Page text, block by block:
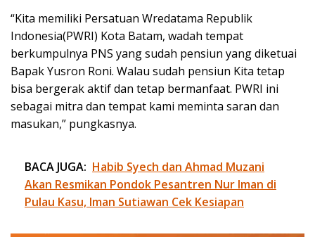
“Kita memiliki Persatuan Wredatama Republik
Indonesia(PWRI) Kota Batam, wadah tempat
berkumpulnya PNS yang sudah pensiun yang diketuai
Bapak Yusron Roni. Walau sudah pensiun Kita tetap
bisa bergerak aktif dan tetap bermanfaat. PWRI ini
sebagai mitra dan tempat kami meminta saran dan
masukan,” pungkasnya.
BACA JUGA: Habib Syech dan Ahmad Muzani
Akan Resmikan Pondok Pesantren Nur Iman di
Pulau Kasu, Iman Sutiawan Cek Kesiapan